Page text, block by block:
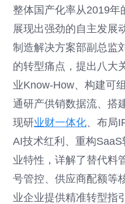
整体国产化率从2019年
展现出强劲的自主发展
制造解决方案部副总监
的转型痛点，提出八大
业Know-How、构建可
通研产供销数据流、搭
现研业财一体化、布局
AI技术红利、重构
业特性，详解了替代料
号管控、供应商配额等
业企业提供精准转型指